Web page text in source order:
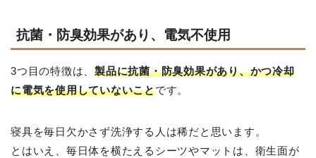
抗菌・防臭効果があり、電気不使用
3つ目の特徴は、製品に抗菌・防臭効果があり、かつ冷却
に電気を使用していないことです。
寝具を毎日欠かさず洗浄する人は稀だと思います。
とはいえ、毎日体を横たえるシーツやマットは、衛生面が